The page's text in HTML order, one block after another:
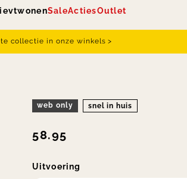
vtwonenSaleActiesOutlet
collectie in onze winkels >
web only snel in huis
58.95
Uitvoering